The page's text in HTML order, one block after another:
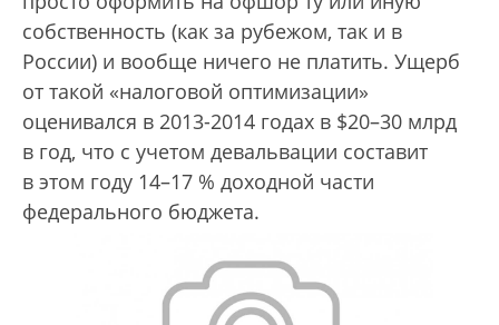
собственность (как за рубежом, так и в
России) и вообще ничего не платить. Ущерб
от такой «налоговой оптимизации»
оценивался в 2013-2014 годах в $20–30 млрд
в год, что с учетом девальвации составит
в этом году 14–17 % доходной части
федерального бюджета.